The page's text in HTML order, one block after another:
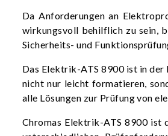
Da Anforderungen an
wirkungsvoll behilflich zu sein,
Sicherheits- und
Das Elektrik-ATS 8900 ist in der
nicht nur leicht formatieren,
alle Lösungen zur Prüfung von
Chromas Elektrik-ATS 8900 ist